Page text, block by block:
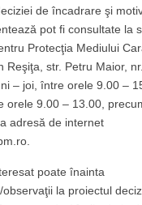
de încadrare şi
pot fi consultate la
Protecţia Mediului
Reşiţa, str. Petru Maior,
– joi, între orele 9.00 –
orele 9.00 – 13.00,
adresă de internet
poate înainta
la proiectul